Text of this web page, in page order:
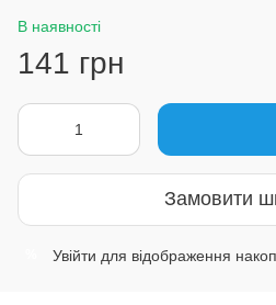
В наявності
141 грн
Замовити
Увійти для відображення